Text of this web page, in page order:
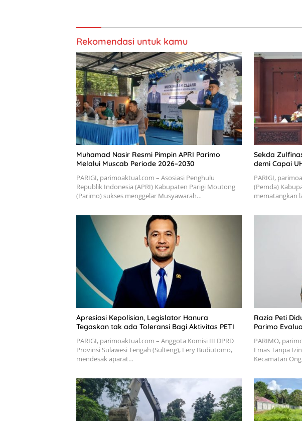
Rekomendasi untuk kamu
Muhamad Nasir Resmi Pimpin APRI Parimo
Melalui Muscab Periode 2026–2030
PARIGI, parimoaktual.com – Asosiasi Penghulu
Republik Indonesia (APRI) Kabupaten Parigi Moutong
(Parimo) sukses menggelar Musyawarah…
Sekda
demi Capai
PARIGI,
(Pemda)
mematangkan
Apresiasi Kepolisian, Legislator Hanura
Tegaskan tak ada Toleransi Bagi Aktivitas PETI
PARIGI, parimoaktual.com – Anggota Komisi III DPRD
Provinsi Sulawesi Tengah (Sulteng), Fery Budiutomo,
mendesak aparat…
Razia Peti
Parimo
PARIMO,
Emas Tanpa
Kecamatan